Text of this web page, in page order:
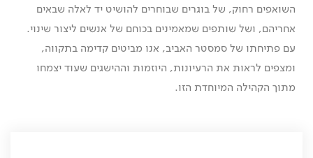
השואפים רחוק, של בוגרים שבוחרים להושיט יד לאלה שבאים
אחריהם, ושל שותפים שמאמינים בכוחם של אנשים ליצור שינוי.
עם פתיחתו של סמסטר האביב, אנו מביטים קדימה בתקווה,
ומצפים לראות את הרעיונות, היוזמות וההישגים שעוד יצמחו
מתוך הקהילה המיוחדת הזו.